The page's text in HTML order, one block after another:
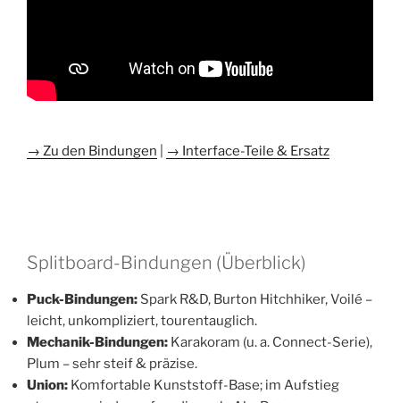
→ Zu den Bindungen → Interface-Teile & Ersatz
Splitboard-Bindungen (Überblick)
Puck-Bindungen: Spark R&D, Burton Hitchhiker, Voilé –
leicht, unkompliziert, tourentauglich.
Mechanik-Bindungen: Karakoram (u. a. Connect-Serie),
Plum – sehr steif & präzise.
Union: Komfortable Kunststoff-Base; im Aufstieg